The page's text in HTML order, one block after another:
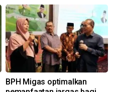
BPH Migas optimalkan